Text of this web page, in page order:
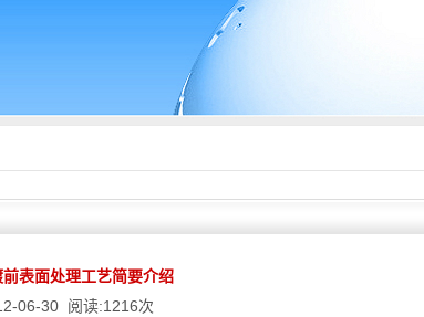
表面处理工艺简要介绍
06-30 阅读:1216次